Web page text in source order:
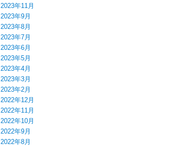
2023年11月
2023年9月
2023年8月
2023年7月
2023年6月
2023年5月
2023年4月
2023年3月
2023年2月
2022年12月
2022年11月
2022年10月
2022年9月
2022年8月